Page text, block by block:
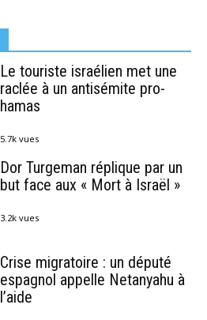
Le touriste israélien met une
raclée à un antisémite pro-
hamas
5.7k vues
Dor Turgeman réplique par un
but face aux « Mort à Israël »
3.2k vues
Crise migratoire : un député
espagnol appelle Netanyahu à
l’aide